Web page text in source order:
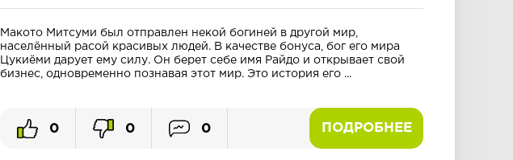
Макото Митсуми был отправлен некой богиней в другой мир,
населённый расой красивых людей. В качестве бонуса, бог его мира
Цукиёми дарует ему силу. Он берет себе имя Райдо и открывает свой
бизнес, одновременно познавая этот мир. Это история его ...
ПОДРОБНЕЕ
0 0 0